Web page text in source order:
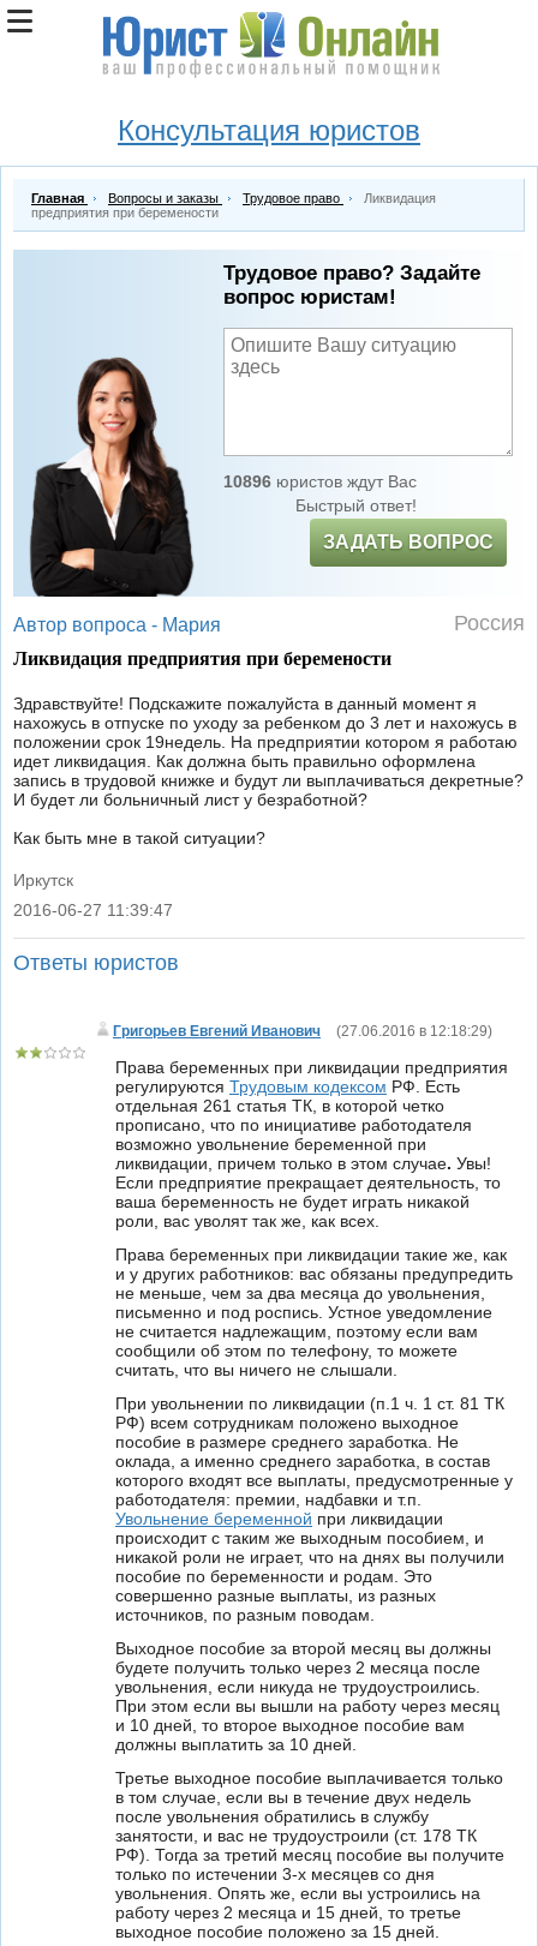
Консультация юристов
Главная Вопросы и заказы Трудовое право
Ликвидация
предприятия при беремености
Трудовое право? Задайте
вопрос юристам!
10896юристов ждут Вас
Быстрый ответ!
ЗАДАТЬ ВОПРОС
Автор вопроса - Мария Россия
Ликвидация предприятия при беремености
Здравствуйте! Подскажите пожалуйста в данный момент я
нахожусь в отпуске по уходу за ребенком до 3 лет и нахожусь в
положении срок 19недель. На предприятии котором я работаю
идет ликвидация. Как должна быть правильно оформлена
запись в трудовой книжке и будут ли выплачиваться декретные?
И будет ли больничный лист у безработной?
Как быть мне в такой ситуации?
Иркутск
|
2016-06-27 11:39:47
Ответы юристов
Григорьев Евгений Иванович (27.06.2016 в 12:18:29)
Права беременных при ликвидации предприятия
регулируются Трудовым кодексом РФ. Есть
отдельная 261 статья ТК, в которой четко
прописано, что по инициативе работодателя
возможно увольнение беременной при
ликвидации,
причем только в этом случае. Увы!
Если предприятие прекращает деятельность, то
ваша беременность не будет играть никакой
роли, вас уволят так же, как всех.
Права беременных при ликвидации такие же, как
и у других работников: вас обязаны предупредить
не меньше, чем за два месяца до увольнения,
письменно и под роспись. Устное уведомление
не считается надлежащим, поэтому если вам
сообщили об этом по телефону, то можете
считать, что вы ничего не слышали.
При увольнении по ликвидации (п.1 ч. 1 ст. 81 ТК
РФ) всем сотрудникам положено выходное
пособие в размере среднего заработка. Не
оклада, а именно среднего заработка, в состав
которого входят все выплаты, предусмотренные у
работодателя: премии, надбавки и т.п.
Увольнение беременной при ликвидации
происходит с таким же выходным пособием, и
никакой роли не играет, что на днях вы получили
пособие по беременности и родам. Это
совершенно разные выплаты, из разных
источников, по разным поводам.
Выходное пособие за второй месяц вы должны
будете получить только через 2 месяца после
увольнения, если никуда не трудоустроились.
При этом если вы вышли на работу через месяц
и 10 дней, то второе выходное пособие вам
должны выплатить за 10 дней.
Третье выходное пособие выплачивается только
в том случае, если вы в течение двух недель
после увольнения обратились в службу
занятости, и вас не трудоустроили (ст. 178 ТК
РФ). Тогда за третий месяц пособие вы получите
только по истечении 3-х месяцев со дня
увольнения. Опять же, если вы устроились на
работу через 2 месяца и 15 дней, то третье
выходное пособие положено за 15 дней.